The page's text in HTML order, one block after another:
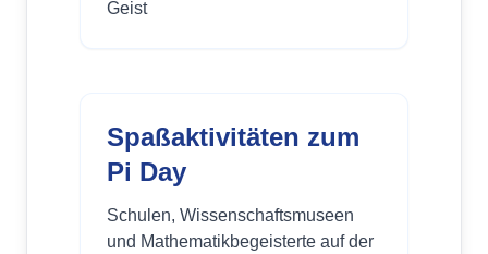
Geist
Spaßaktivitäten zum
Pi Day
Schulen, Wissenschaftsmuseen
und Mathematikbegeisterte auf der